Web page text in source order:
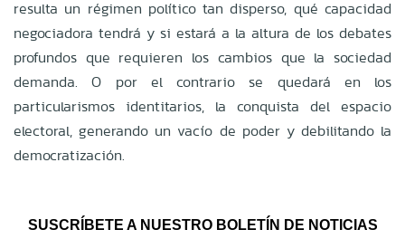
resulta un régimen político tan disperso, qué capacidad
negociadora tendrá y si estará a la altura de los debates
profundos que requieren los cambios que la sociedad
demanda. O por el contrario se quedará en los
particularismos identitarios, la conquista del espacio
electoral, generando un vacío de poder y debilitando la
democratización.
SUSCRÍBETE A NUESTRO BOLETÍN DE NOTICIAS